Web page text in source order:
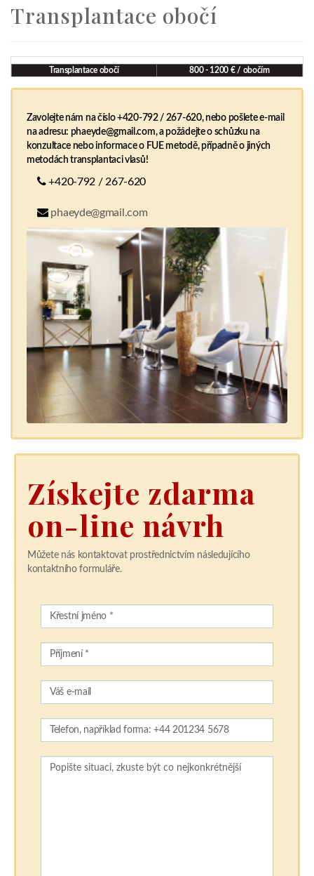
Transplantace obočí
Transplantace obočí 800 - 1200 € / obočím
Zavolejte nám na číslo +420-792 / 267-620, nebo pošlete e-mail
na adresu: phaeyde@gmail.com, a požádejte o schůzku na
konzultace nebo informace o FUE metodě, případně o jiných
metodách transplantaci vlasů!
+420-792 / 267-620
phaeyde@gmail.com
Získejte zdarma
on-line návrh
Můžete nás kontaktovat prostřednictvím následujícího
kontaktního formuláře.